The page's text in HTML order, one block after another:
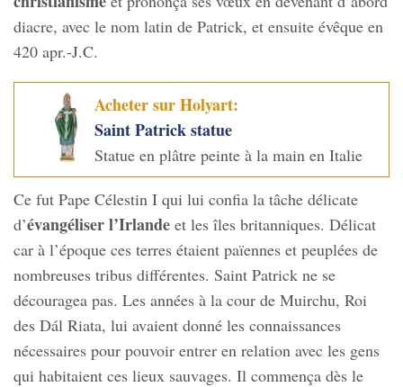
diacre, avec le nom latin de Patrick, et ensuite évêque en
420 apr.-J.C.
Acheter sur Holyart:
Saint Patrick statue
Statue en plâtre peinte à la main en Italie
Ce fut Pape Célestin I qui lui confia la tâche délicate
d’évangéliser l’Irlande et les îles britanniques. Délicat
car à l’époque ces terres étaient païennes et peuplées de
nombreuses tribus différentes. Saint Patrick ne se
découragea pas. Les années à la cour de Muirchu, Roi
des Dál Riata, lui avaient donné les connaissances
nécessaires pour pouvoir entrer en relation avec les gens
qui habitaient ces lieux sauvages. Il commença dès le